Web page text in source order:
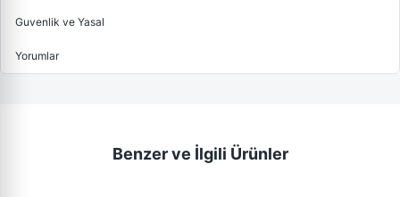
Guvenlik ve Yasal
Yorumlar
Benzer ve İlgili Ürünler